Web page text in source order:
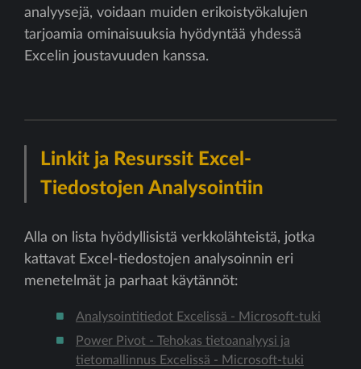
analyysejä, voidaan muiden erikoistyökalujen
tarjoamia ominaisuuksia hyödyntää yhdessä
Excelin joustavuuden kanssa.
Linkit ja Resurssit Excel-
Tiedostojen Analysointiin
Alla on lista hyödyllisistä verkkolähteistä, jotka
kattavat Excel-tiedostojen analysoinnin eri
menetelmät ja parhaat käytännöt:
Analysointitiedot Excelissä - Microsoft-tuki
Power Pivot - Tehokas tietoanalyysi ja
tietomallinnus Excelissä - Microsoft-tuki